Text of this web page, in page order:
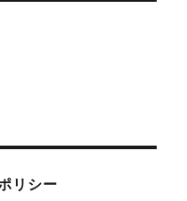
リシー